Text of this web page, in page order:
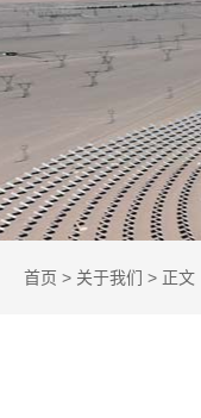
首页 > 关于我们 > 正文